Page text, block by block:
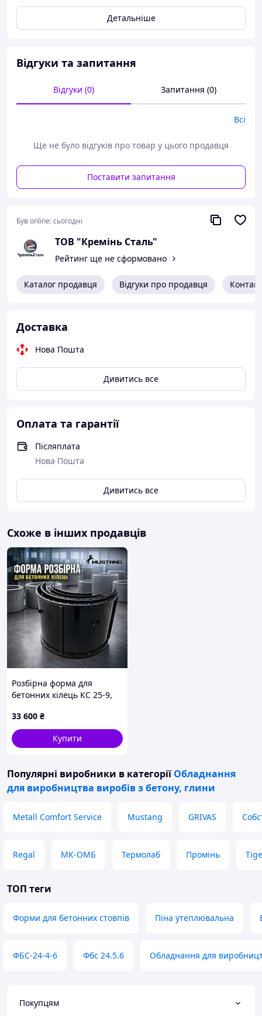
Детальніше
Відгуки та запитання
Відгуки (0) Запитання (0)
Всі
Ще не було відгуків про товар у цього продавця
Поставити запитання
Був online:сьогодні
ТОВ "Кремінь Сталь"
Рейтинг ще не сформовано
Каталог продавця Відгуки про продавця
Доставка
Нова Пошта
Дивитись все
Оплата та гарантії
Післяплата
Нова Пошта
Дивитись все
Схоже в інших продавців
Розбірна форма для
бетонних кілець КС 25-9,
100 мм)
33 600 ₴
Купити
Популярні виробники в категорії Обладнання
для виробництва виробів з бетону, глини
Metall Comfort Service Mustang GRIVAS
Regal МК-ОМБ Термолаб Промінь
ТОП теги
Форми для бетонних стовпів Піна утеплювальна
ФБС-24-4-6 Фбс 24.5.6 Обладнання для
Покупцям